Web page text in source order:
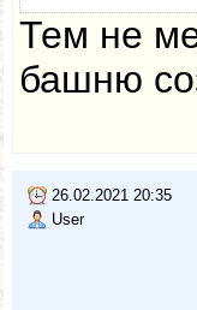
Тем не
башню
26.02.2021 20:35
User